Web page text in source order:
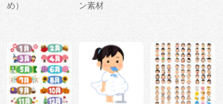
め）
ン素材